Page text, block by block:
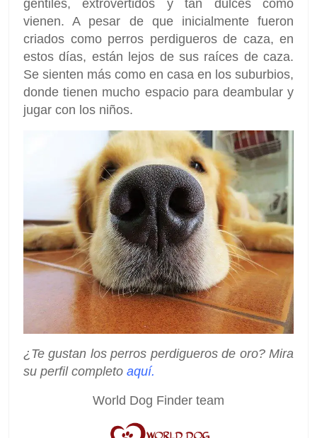
gentiles, extrovertidos y tan dulces como
vienen. A pesar de que inicialmente fueron
criados como perros perdigueros de caza, en
estos días, están lejos de sus raíces de caza.
Se sienten más como en casa en los suburbios,
donde tienen mucho espacio para deambular y
jugar con los niños.
¿Te gustan los perros perdigueros de oro? Mira
su perfil completo aquí.
World Dog Finder team